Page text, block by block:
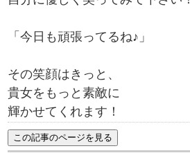
「今日も頑張ってるね♪」
その笑顔はきっと、
貴女をもっと素敵に
輝かせてくれます！